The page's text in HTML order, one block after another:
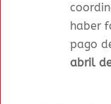
haber
pago
abril